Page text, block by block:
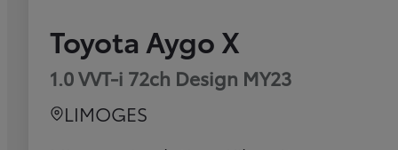
Toyota Aygo X
1.0 VVT-i 72ch Design MY23
LIMOGES